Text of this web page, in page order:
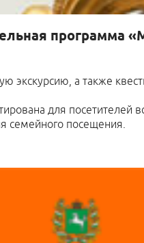
программа
экскурсию, а также
для посетителей
семейного посещения.